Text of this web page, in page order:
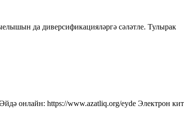
да диверсификацияләргә сәләтле. Тулырак
онлайн: https://www.azatliq.org/eyde Электрон